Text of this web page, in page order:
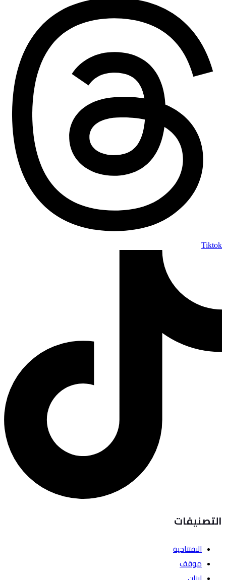
Tiktok
التصنيفات
الافتتاحية
موقف